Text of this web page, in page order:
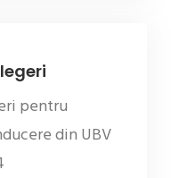
pentru
din UBV